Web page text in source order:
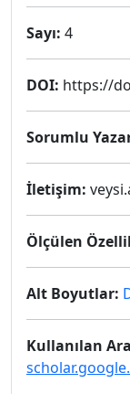
Sayı: 4
DOI: https://
Sorumlu
İletişim:
Ölçülen
Alt Boyutlar:
Kullanılan